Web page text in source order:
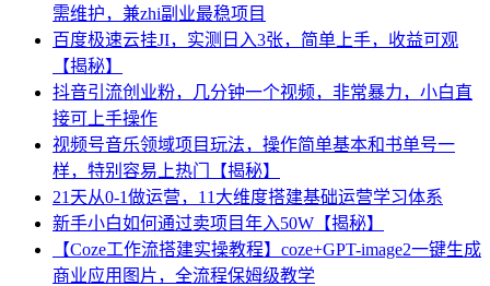
需维护，兼zhi副业最稳项目
百度极速云挂JI，实测日入3张，简单上手，收益可观
【揭秘】
抖音引流创业粉，几分钟一个视频，非常暴力，小白直
接可上手操作
视频号音乐领域项目玩法，操作简单基本和书单号一
样，特别容易上热门【揭秘】
21天从0-1做运营，11大维度搭建基础运营学习体系
新手小白如何通过卖项目年入50W【揭秘】
【Coze工作流搭建实操教程】coze+GPT-image2一键生成
商业应用图片，全流程保姆级教学